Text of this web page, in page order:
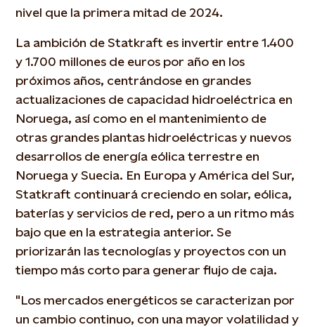
nivel que la primera mitad de 2024.
La ambición de Statkraft es invertir entre 1.400
y 1.700 millones de euros por año en los
próximos años, centrándose en grandes
actualizaciones de capacidad hidroeléctrica en
Noruega, así como en el mantenimiento de
otras grandes plantas hidroeléctricas y nuevos
desarrollos de energía eólica terrestre en
Noruega y Suecia. En Europa y América del Sur,
Statkraft continuará creciendo en solar, eólica,
baterías y servicios de red, pero a un ritmo más
bajo que en la estrategia anterior. Se
priorizarán las tecnologías y proyectos con un
tiempo más corto para generar flujo de caja.
"Los mercados energéticos se caracterizan por
un cambio continuo, con una mayor volatilidad y